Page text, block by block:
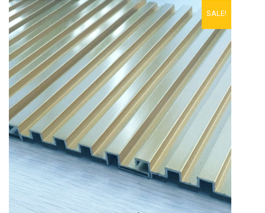
铝板
铝单板
多彩铝板
铝蜂窝板
石头铝板
木纹铝板
大理石铝板
经典案例
SALE!